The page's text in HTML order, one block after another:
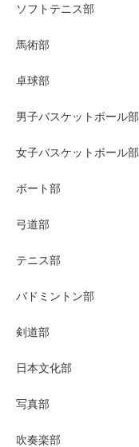
ソフトテニス部
馬術部
卓球部
男子バスケットボール部
女子バスケットボール部
ボート部
弓道部
テニス部
バドミントン部
剣道部
日本文化部
写真部
吹奏楽部